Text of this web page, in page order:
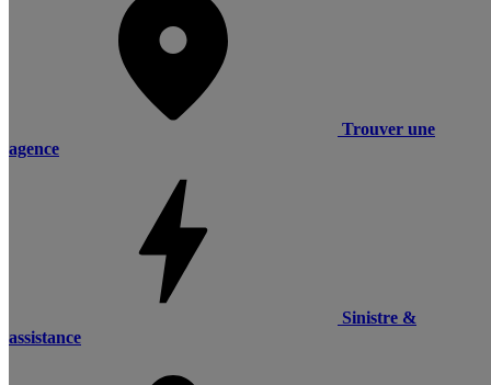
Trouver une
agence
Sinistre &
assistance